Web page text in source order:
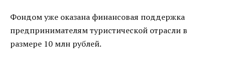
Фондом уже оказана финансовая поддержка
предпринимателям туристической отрасли в
размере 10 млн рублей.